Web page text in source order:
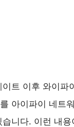
트 이후 와이파
아이파이 네트
니다. 이런 내